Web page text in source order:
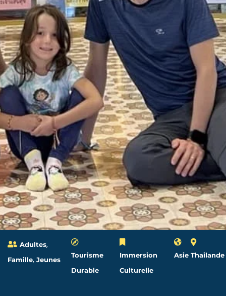
Adultes,
Famille, Jeunes
Tourisme
Durable
Immersion
Culturelle
Asie Thailande